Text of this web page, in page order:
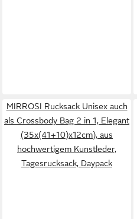
MIRROSI Rucksack Unisex auch
als Crossbody Bag 2 in 1, Elegant
(35x(41+10)x12cm), aus
hochwertigem Kunstleder,
Tagesrucksack, Daypack